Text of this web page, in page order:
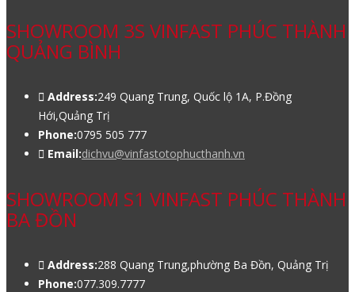
SHOWROOM 3S VINFAST PHÚC THÀNH
QUẢNG BÌNH
Address:249 Quang Trung, Quốc lộ 1A, P.Đồng
Hới,Quảng Trị
Phone:0795 505 777
Email:dichvu@vinfastotophucthanh.vn
SHOWROOM S1 VINFAST PHÚC THÀNH
BA ĐỒN
Address:288 Quang Trung,phường Ba Đồn, Quảng Trị
Phone:077.309.7777